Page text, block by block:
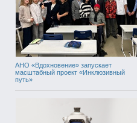
АНО «Вдохновение» запускает
масштабный проект «Инклюзивный
путь»